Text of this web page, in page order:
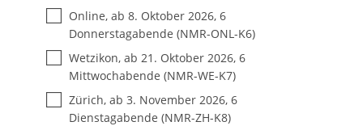
Online, ab 8. Oktober 2026, 6
Donnerstagabende (NMR-ONL-K6)
Wetzikon, ab 21. Oktober 2026, 6
Mittwochabende (NMR-WE-K7)
Zürich, ab 3. November 2026, 6
Dienstagabende (NMR-ZH-K8)